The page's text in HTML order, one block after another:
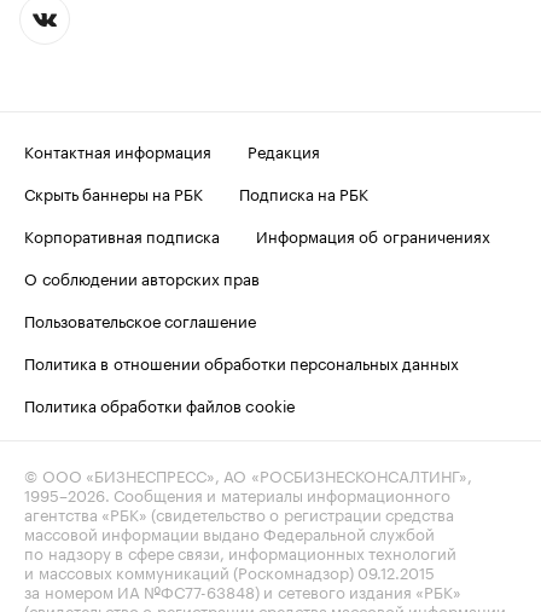
Контактная информация
Редакция
Скрыть баннеры на РБК
Подписка на РБК
Корпоративная подписка
Информация об ограничениях
О соблюдении авторских прав
Пользовательское соглашение
Политика в отношении обработки персональных данных
Политика обработки файлов cookie
© ООО «БИЗНЕСПРЕСС», АО «РОСБИЗНЕСКОНСАЛТИНГ»,
1995–2026. Сообщения и материалы информационного
агентства «РБК» (свидетельство о регистрации средства
массовой информации выдано Федеральной службой
по надзору в сфере связи, информационных технологий
и массовых коммуникаций (Роскомнадзор) 09.12.2015
за номером ИА №ФС77-63848) и сетевого издания «РБК»